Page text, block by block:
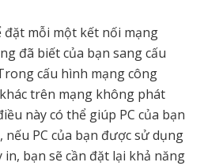
đặt mỗi một kết nối mạng
đã biết của bạn sang cấu
cấu hình mạng công
trên mạng không phát
này có thể giúp PC của bạn
PC của bạn được sử dụng
in, bạn sẽ cần đặt lại khả năng